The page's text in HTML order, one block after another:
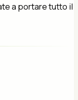
a portare tutto il